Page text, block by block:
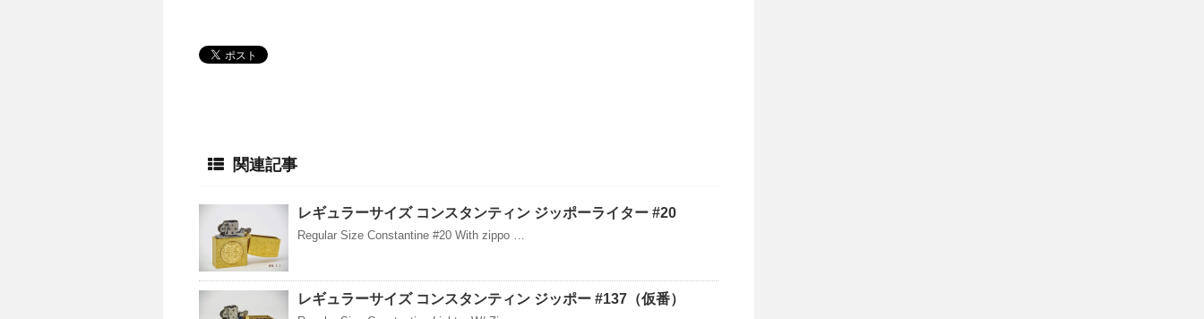
関連記事
レギュラーサイズ コンスタンティン ジッポーライター #20
Regular Size Constantine #20 With zippo …
レギュラーサイズ コンスタンティン ジッポー #137（仮番）